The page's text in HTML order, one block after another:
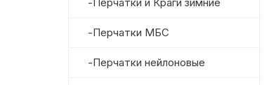
-Перчатки и Краги зимние
-Перчатки МБС
-Перчатки нейлоновые